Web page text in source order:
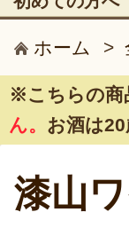
ホーム >
※こちらの商
ん。 お酒は
漆山